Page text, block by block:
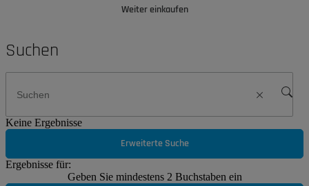
Weiter einkaufen
Suchen
Keine Ergebnisse
Erweiterte Suche
Ergebnisse für:
Geben Sie mindestens 2 Buchstaben ein